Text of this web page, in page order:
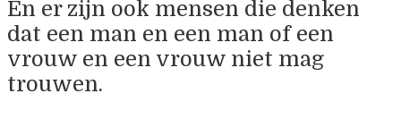
En er zijn ook mensen die denken
dat een man en een man of een
vrouw en een vrouw niet mag
trouwen.